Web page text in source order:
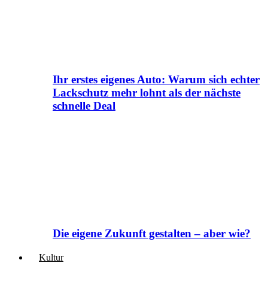
Ihr erstes eigenes Auto: Warum sich echter
Lackschutz mehr lohnt als der nächste
schnelle Deal
Die eigene Zukunft gestalten – aber wie?
Kultur